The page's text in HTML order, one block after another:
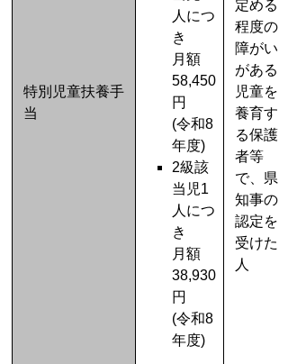
特別児童扶養手
当
人につ
き
月額
58,450
円
(令和8
年度)
2級該
当児1
人につ
き
月額
38,930
円
(令和8
年度)
定める
程度の
障がい
がある
児童を
養育す
る保護
者等
で、県
知事の
認定を
受けた
人